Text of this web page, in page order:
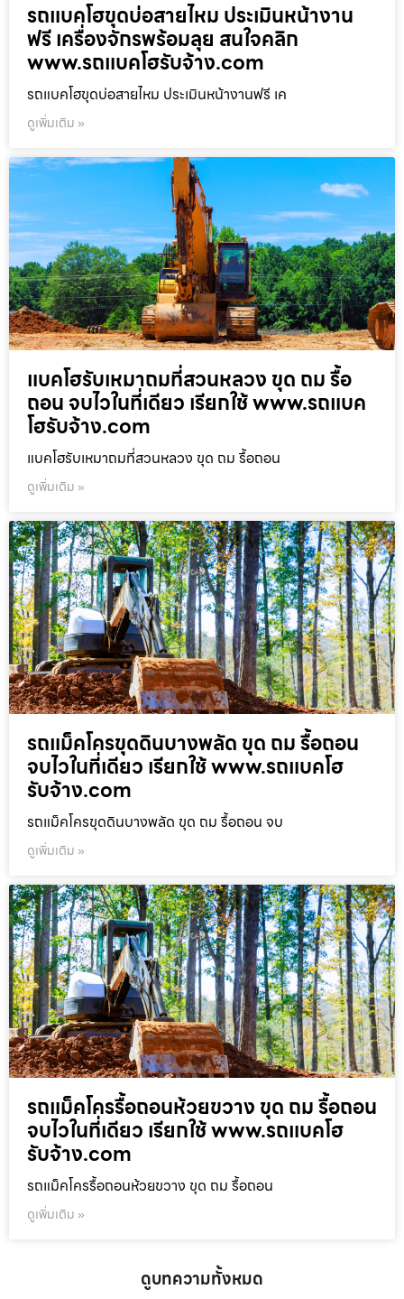
รถแบคโฮขุดบ่อสายไหม ประเมินหน้างาน
ฟรี เครื่องจักรพร้อมลุย สนใจคลิก
www.รถแบคโฮรับจ้าง.com
รถแบคโฮขุดบ่อสายไหม ประเมินหน้างานฟรี เค
ดูเพิ่มเติม »
แบคโฮรับเหมาถมที่สวนหลวง ขุด ถม รื้อ
ถอน จบไวในที่เดียว เรียกใช้ www.รถแบค
โฮรับจ้าง.com
แบคโฮรับเหมาถมที่สวนหลวง ขุด ถม รื้อถอน
ดูเพิ่มเติม »
รถแม็คโครขุดดินบางพลัด ขุด ถม รื้อถอน
จบไวในที่เดียว เรียกใช้ www.รถแบคโฮ
รับจ้าง.com
รถแม็คโครขุดดินบางพลัด ขุด ถม รื้อถอน จบ
ดูเพิ่มเติม »
รถแม็คโครรื้อถอนห้วยขวาง ขุด ถม รื้อถอน
จบไวในที่เดียว เรียกใช้ www.รถแบคโฮ
รับจ้าง.com
รถแม็คโครรื้อถอนห้วยขวาง ขุด ถม รื้อถอน
ดูเพิ่มเติม »
ดูบทความทั้งหมด